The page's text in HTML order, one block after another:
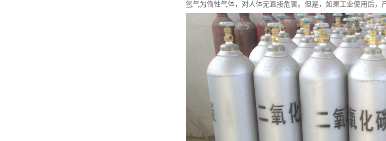
氩气为惰性气体，对人体无直接危害。但是，如果工业使用后，